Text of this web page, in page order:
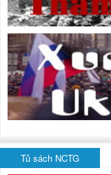
Tủ sách NCTG